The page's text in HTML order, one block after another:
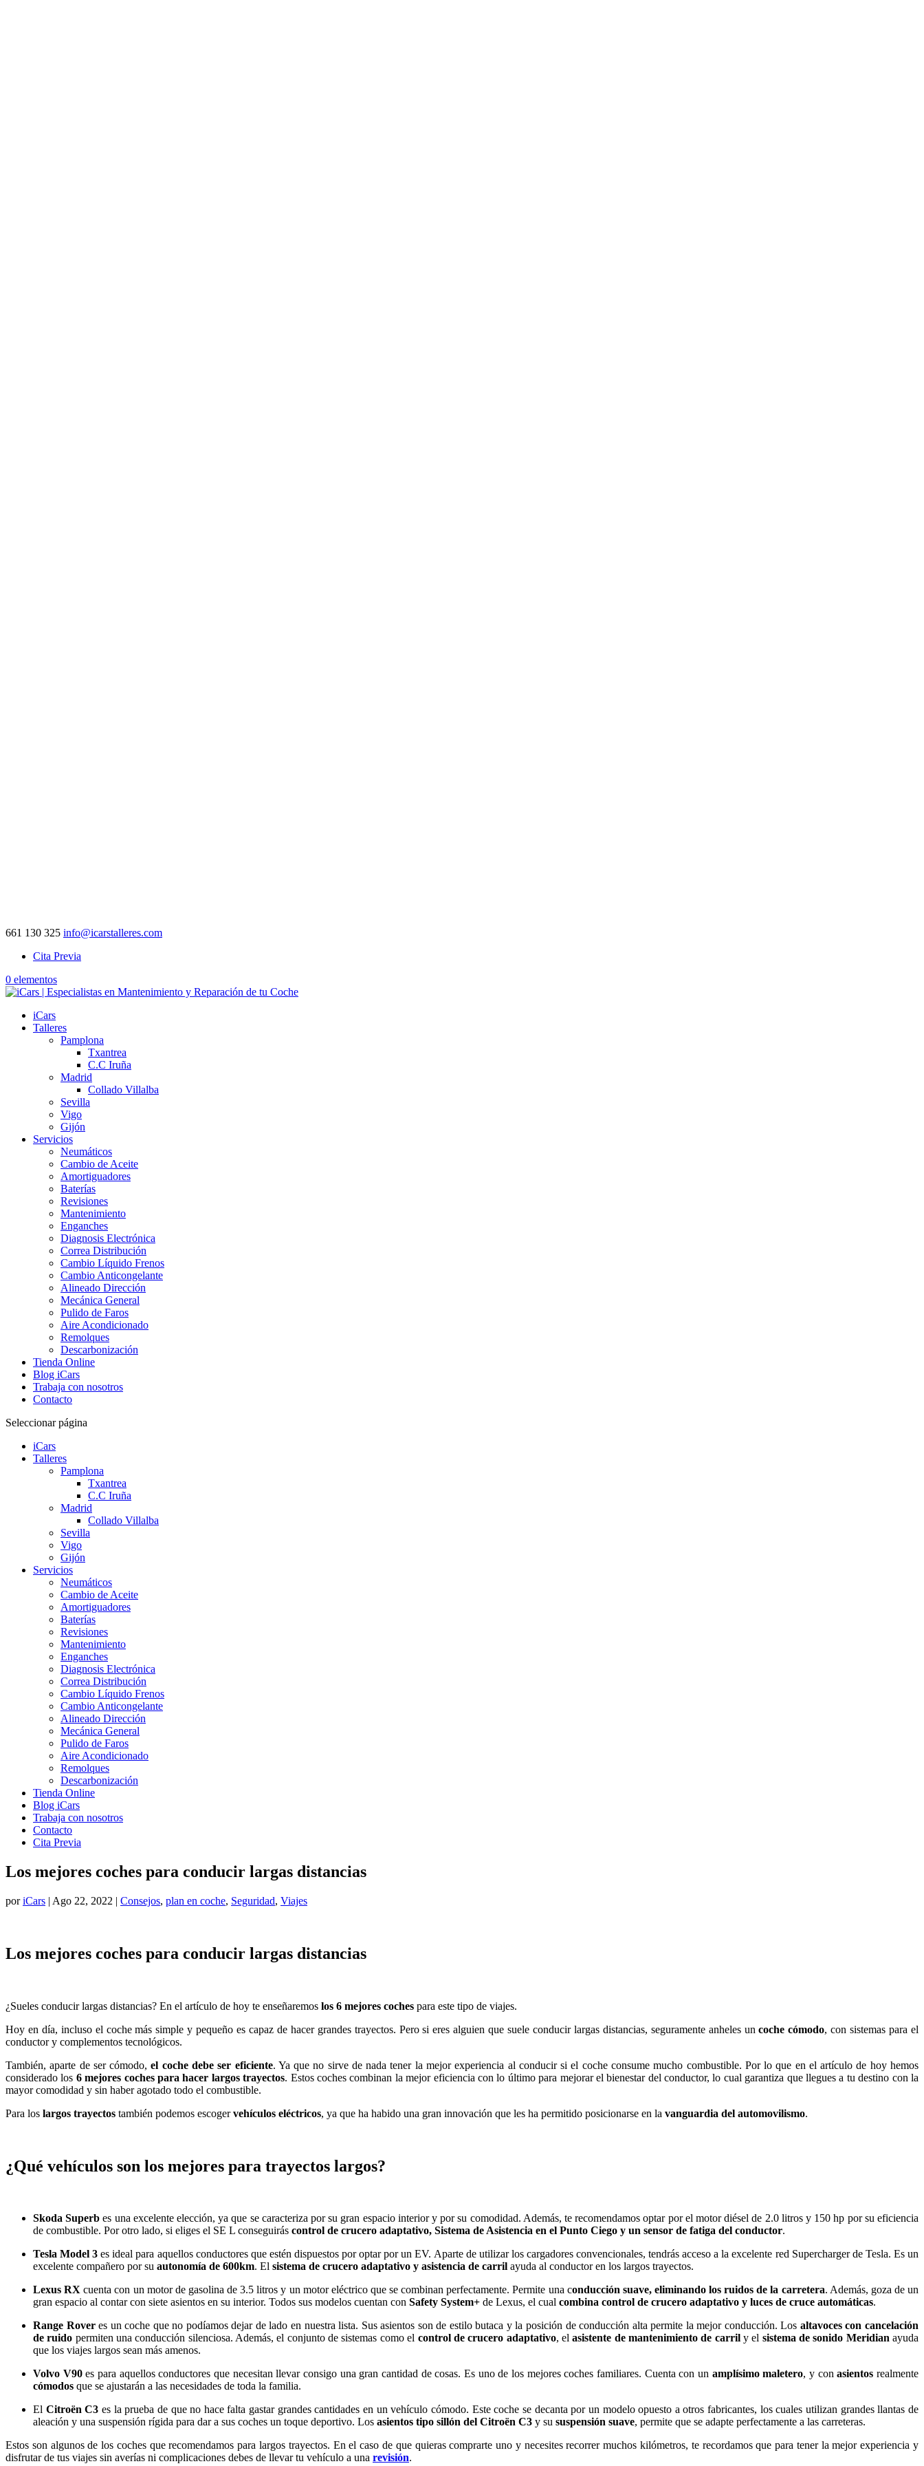
661 130 325 info@icarstalleres.com
Cita Previa
0 elementos
iCars
Talleres
Pamplona
Txantrea
C.C Iruña
Madrid
Collado Villalba
Sevilla
Vigo
Gijón
Servicios
Neumáticos
Cambio de Aceite
Amortiguadores
Baterías
Revisiones
Mantenimiento
Enganches
Diagnosis Electrónica
Correa Distribución
Cambio Líquido Frenos
Cambio Anticongelante
Alineado Dirección
Mecánica General
Pulido de Faros
Aire Acondicionado
Remolques
Descarbonización
Tienda Online
Blog iCars
Trabaja con nosotros
Contacto
Seleccionar página
iCars
Talleres
Pamplona
Txantrea
C.C Iruña
Madrid
Collado Villalba
Sevilla
Vigo
Gijón
Servicios
Neumáticos
Cambio de Aceite
Amortiguadores
Baterías
Revisiones
Mantenimiento
Enganches
Diagnosis Electrónica
Correa Distribución
Cambio Líquido Frenos
Cambio Anticongelante
Alineado Dirección
Mecánica General
Pulido de Faros
Aire Acondicionado
Remolques
Descarbonización
Tienda Online
Blog iCars
Trabaja con nosotros
Contacto
Cita Previa
Los mejores coches para conducir largas distancias
poriCars | Ago 22, 2022 | Consejos, plan en coche, Seguridad, Viajes
Los mejores coches para conducir largas distancias
¿Sueles conducir largas distancias? En el artículo de hoy te enseñaremos los 6 mejores coches para este tipo de viajes.
Hoy en día, incluso el coche más simple y pequeño es capaz de hacer grandes trayectos. Pero si eres alguien que suele conducir largas distancias, seguramente anheles uncoche cómodo, con sistemas para el
conductor y complementos tecnológicos.
También, aparte de ser cómodo,el coche debe ser eficiente. Ya que no sirve de nada tener la mejor experiencia al conducir si el coche consume mucho combustible. Por lo que en el artículo de hoy hemos
considerado los 6 mejores coches para hacer largos trayectos. Estos coches combinan la mejor eficiencia con lo último para mejorar el bienestar del conductor, lo cual garantiza que llegues a tu destino con la
mayor comodidad y sin haber agotado todo el combustible.
Para los largos trayectos también podemos escogervehículos eléctricos, ya que ha habido una gran innovación que les ha permitido posicionarse en la vanguardia del automovilismo.
¿Qué vehículos son los mejores para trayectos largos?
Skoda Superb es una excelente elección, ya que se caracteriza por su gran espacio interior y por su comodidad. Además, te recomendamos optar por el motor diésel de 2.0 litros y 150 hp por su eficiencia
de combustible. Por otro lado, si eliges el SE L conseguirás control de crucero adaptativo, Sistema de Asistencia en el Punto Ciego y un sensor de fatiga del conductor.
Tesla Model 3 es ideal para aquellos conductores que estén dispuestos por optar por un EV. Aparte de utilizar los cargadores convencionales, tendrás acceso a la excelente red Supercharger de Tesla. Es un
excelente compañero por su autonomía de 600km. El sistema de crucero adaptativo y asistencia de carril ayuda al conductor en los largos trayectos.
Lexus RX cuenta con un motor de gasolina de 3.5 litros y un motor eléctrico que se combinan perfectamente. Permite una conducción suave, eliminando los ruidos de la carretera. Además, goza de un
gran espacio al contar con siete asientos en su interior. Todos sus modelos cuentan con Safety System+ de Lexus, el cual combina control de crucero adaptativo y luces de cruce automáticas.
Range Roveres un coche que no podíamos dejar de lado en nuestra lista. Sus asientos son de estilo butaca y la posición de conducción alta permite la mejor conducción. Los altavoces con cancelación
de ruido permiten una conducción silenciosa. Además, el conjunto de sistemas como el control de crucero adaptativo, elasistente de mantenimiento de carril y el sistema de sonido Meridianayuda
que los viajes largos sean más amenos.
Volvo V90es para aquellos conductores que necesitan llevar consigo una gran cantidad de cosas. Es uno de los mejores coches familiares. Cuenta con un amplísimo maletero, y conasientos realmente
cómodos que se ajustarán a las necesidades de toda la familia.
El Citroën C3 es la prueba de que no hace falta gastar grandes cantidades en un vehículo cómodo. Este coche se decanta por un modelo opuesto a otros fabricantes, los cuales utilizan grandes llantas de
aleación y una suspensión rígida para dar a sus coches un toque deportivo. Los asientos tipo sillón del Citroën C3 y su suspensión suave, permite que se adapte perfectamente a las carreteras.
Estos son algunos de los coches que recomendamos para largos trayectos. En el caso de que quieras comprarte uno y necesites recorrer muchos kilómetros, te recordamos que para tener la mejor experiencia y
disfrutar de tus viajes sin averías ni complicaciones debes de llevar tu vehículo a una revisión.